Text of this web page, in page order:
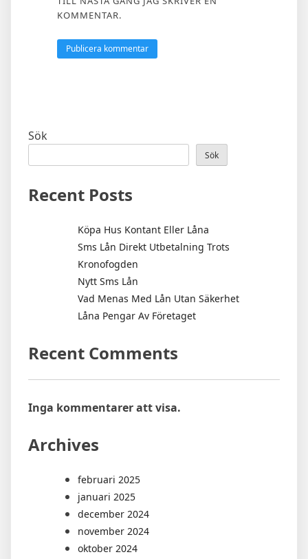
KOMMENTAR.
Sök
Sök
Recent Posts
Köpa Hus Kontant Eller Låna
Sms Lån Direkt Utbetalning Trots
Kronofogden
Nytt Sms Lån
Vad Menas Med Lån Utan Säkerhet
Låna Pengar Av Företaget
Recent Comments
Inga kommentarer att visa.
Archives
februari 2025
januari 2025
december 2024
november 2024
oktober 2024